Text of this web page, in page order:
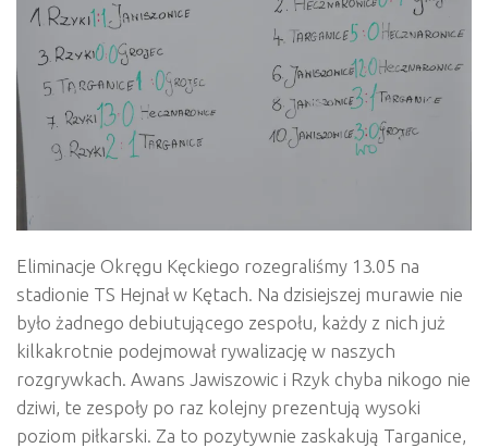
Eliminacje Okręgu Kęckiego rozegraliśmy 13.05 na
stadionie TS Hejnał w Kętach. Na dzisiejszej murawie nie
było żadnego debiutującego zespołu, każdy z nich już
kilkakrotnie podejmował rywalizację w naszych
rozgrywkach. Awans Jawiszowic i Rzyk chyba nikogo nie
dziwi, te zespoły po raz kolejny prezentują wysoki
poziom piłkarski. Za to pozytywnie zaskakują Targanice,